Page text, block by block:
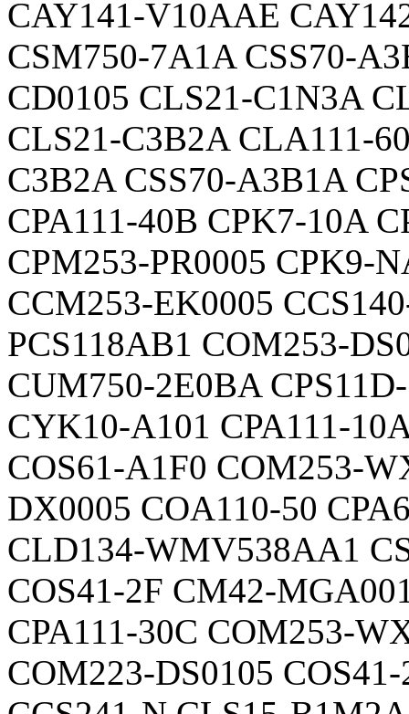
CAY141-V10AAE
CSM750-7A1A CSS70-
CD0105 CLS21-C1N3A
CLS21-C3B2A CLA111-
C3B2A CSS70-A3B1A
CPA111-40B CPK7-10A
CPM253-PR0005 CPK9-
CCM253-EK0005
PCS118AB1 COM253-
CUM750-2E0BA
CYK10-A101 CPA111-
COS61-A1F0 COM253-
DX0005 COA110-50
CLD134-WMV538AA1
COS41-2F CM42-
CPA111-30C COM253-
COM223-DS0105 COS41-